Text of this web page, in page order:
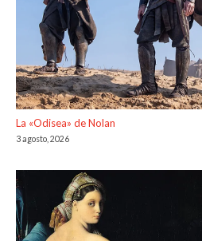
La «Odisea» de Nolan
3 agosto, 2026